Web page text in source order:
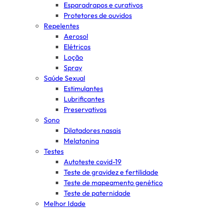
Esparadrapos e curativos
Protetores de ouvidos
Repelentes
Aerosol
Elétricos
Loção
Spray
Saúde Sexual
Estimulantes
Lubrificantes
Preservativos
Sono
Dilatadores nasais
Melatonina
Testes
Autoteste covid-19
Teste de gravidez e fertilidade
Teste de mapeamento genético
Teste de paternidade
Melhor Idade